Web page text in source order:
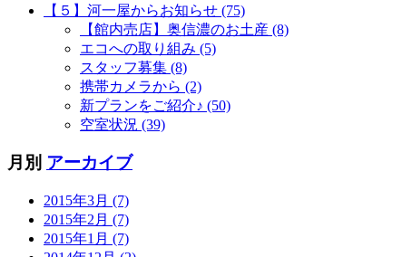
【５】河一屋からお知らせ (75)
【館内売店】奥信濃のお土産 (8)
エコへの取り組み (5)
スタッフ募集 (8)
携帯カメラから (2)
新プランをご紹介♪ (50)
空室状況 (39)
月別 アーカイブ
2015年3月 (7)
2015年2月 (7)
2015年1月 (7)